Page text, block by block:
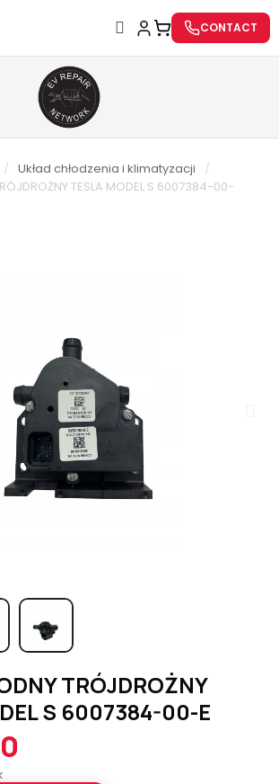
CONTACT
Układ chłodzenia i klimatyzacji
TESLA MODEL S 6007384-00-
TRÓJDROŻNY
S 6007384-00-E